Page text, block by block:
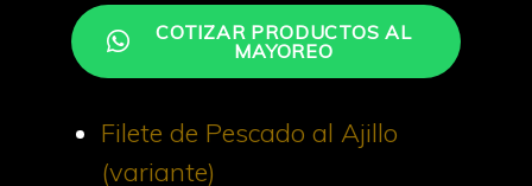
COTIZAR PRODUCTOS AL
MAYOREO
Filete de Pescado al Ajillo
(variante)